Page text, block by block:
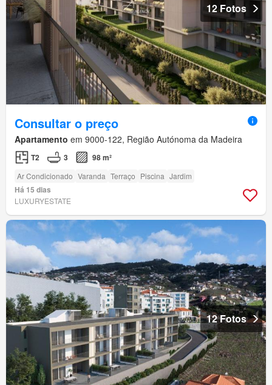
12 Fotos
Consultar o preço
Apartamento em 9000-122, Região Autónoma da Madeira
T2 3 98 m²
Ar Condicionado Varanda Terraço Piscina Jardim
Há 15 dias
LUXURYESTATE
12 Fotos